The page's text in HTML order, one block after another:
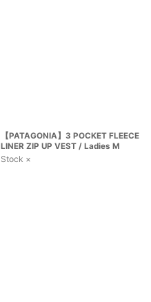
【PATAGONIA】3 POCKET FLEECE
LINER ZIP UP VEST / Ladies M
Stock ×